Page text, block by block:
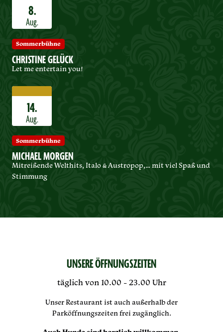
8.
Aug.
Sommerbühne
CHRISTINE GELÜCK
Let me entertain you!
14.
Aug.
Sommerbühne
MICHAEL MORGEN
Mitreißende Welthits, Italo & Austropop,… mit viel Spaß und
Stimmung
UNSERE ÖFFNUNGSZEITEN
täglich von 10.00 - 23.00 Uhr
Unser Restaurant ist auch außerhalb der
Parköffnungszeiten frei zugänglich.